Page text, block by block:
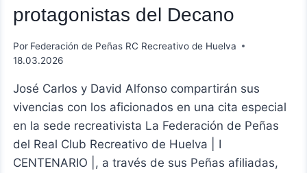
protagonistas del Decano
Por Federación de Peñas RC Recreativo de Huelva
18.03.2026
José Carlos y David Alfonso compartirán sus
vivencias con los aficionados en una cita especial
en la sede recreativista La Federación de Peñas
del Real Club Recreativo de Huelva | I
CENTENARIO |, a través de sus Peñas afiliadas,